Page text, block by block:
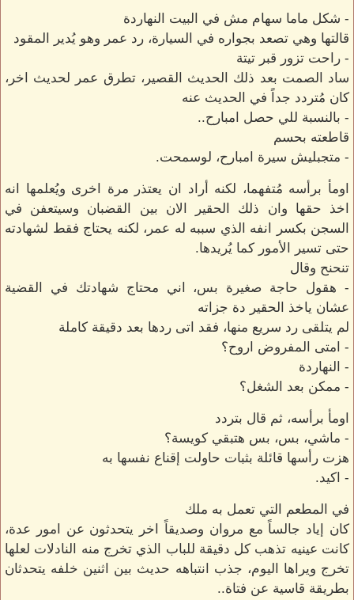
- شكل ماما سهام مش في البيت النهاردة
قالتها وهي تصعد بجواره في السيارة، رد عمر وهو يُدير المقود
- راحت تزور قبر تيتة
ساد الصمت بعد ذلك الحديث القصير، تطرق عمر لحديث اخر،
كان مُتردد جداً في الحديث عنه
- بالنسبة للي حصل امبارح..
قاطعته بحسم
- متجبليش سيرة امبارح، لوسمحت.
اومأ برأسه مُتفهما، لكنه أراد ان يعتذر مرة اخرى ويُعلمها انه
اخذ حقها وان ذلك الحقير الان بين القضبان وسيتعفن في
السجن بكسر انفه الذي سببه له عمر، لكنه يحتاج فقط لشهادته
حتى تسير الأمور كما يُريدها.
تنحنح وقال
- هقول حاجة صغيرة بس، اني محتاج شهادتك في القضية
عشان ياخذ الحقير دة جزاته
لم يتلقى رد سريع منها، فقد اتى ردها بعد دقيقة كاملة
- امتى المفروض اروح؟
- النهاردة
- ممكن بعد الشغل؟
اومأ برأسه، ثم قال بتردد
- ماشي، بس، بس هتبقي كويسة؟
هزت رأسها قائلة بثبات حاولت إقناع نفسها به
- اكيد.
في المطعم التي تعمل به ملك
كان إياد جالساً مع مروان وصديقاً اخر يتحدثون عن امور عدة،
كانت عينيه تذهب كل دقيقة للباب الذي تخرج منه النادلات لعلها
تخرج ويراها اليوم، جذب انتباهه حديث بين اثنين خلفه يتحدثان
بطريقة قاسية عن فتاة..